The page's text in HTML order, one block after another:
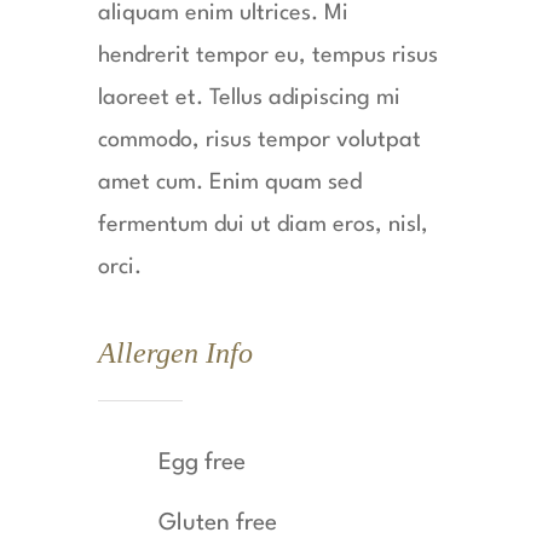
aliquam enim ultrices. Mi
hendrerit tempor eu, tempus risus
laoreet et. Tellus adipiscing mi
commodo, risus tempor volutpat
amet cum. Enim quam sed
fermentum dui ut diam eros, nisl,
orci.
Allergen Info
Egg free
Gluten free